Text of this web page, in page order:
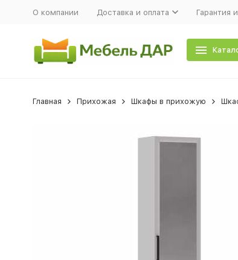
О компании Доставка и оплата Гарантия
Главная Прихожая Шкафы в прихожую